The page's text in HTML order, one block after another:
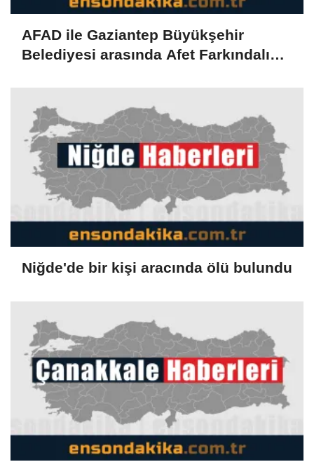
AFAD ile Gaziantep Büyükşehir
Belediyesi arasında Afet Farkındalık
Niğde'de bir kişi aracında ölü bulundu